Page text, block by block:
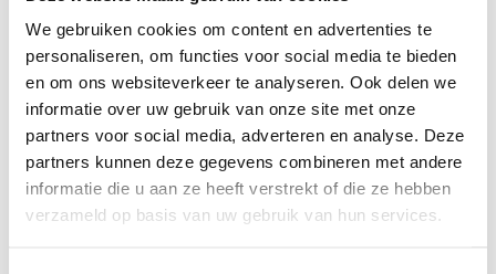
We gebruiken cookies om content en advertenties te
personaliseren, om functies voor social media te bieden
en om ons websiteverkeer te analyseren. Ook delen we
informatie over uw gebruik van onze site met onze
partners voor social media, adverteren en analyse. Deze
partners kunnen deze gegevens combineren met andere
informatie die u aan ze heeft verstrekt of die ze hebben
verzameld op basis van uw gebruik van hun services.
website
van
MDL
Fonds
van
Stichting
MIND
Ga
naar
website
van
MS
Fonds
Ga
naar
website
van
Stichting
MS
Ga
Ga